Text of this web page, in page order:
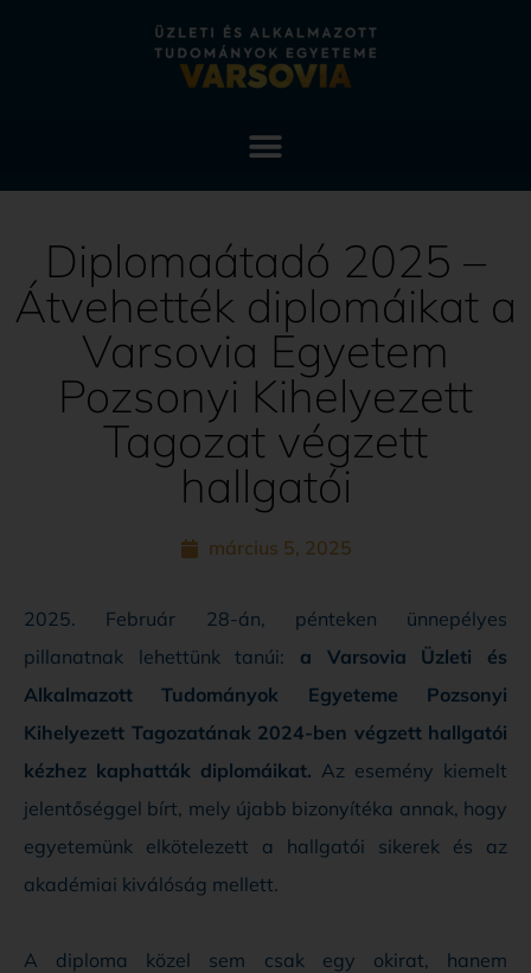
Diplomaátadó 2025 –
Átvehették diplomáikat a
Varsovia Egyetem
Pozsonyi Kihelyezett
Tagozat végzett
hallgatói
március 5, 2025
2025. Február 28-án, pénteken ünnepélyes
pillanatnak lehettünk tanúi: a Varsovia Üzleti és
Alkalmazott Tudományok Egyeteme Pozsonyi
Kihelyezett Tagozatának 2024-ben végzett hallgatói
kézhez kaphatták diplomáikat. Az esemény kiemelt
jelentőséggel bírt, mely újabb bizonyítéka annak, hogy
egyetemünk elkötelezett a hallgatói sikerek és az
akadémiai kiválóság mellett.
A diploma közel sem csak egy okirat, hanem